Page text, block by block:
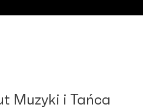
Muzyki i Tańca